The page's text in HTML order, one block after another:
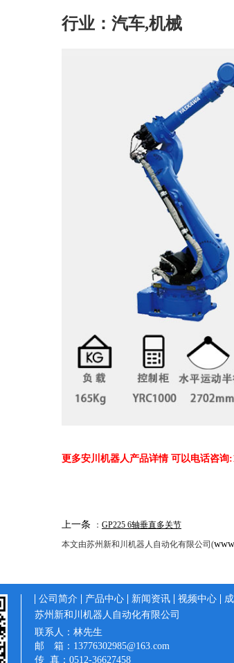
行业：汽车,机械
更多安川机器人产品详情 可以电话咨询
上一条 ： GP225 6轴垂直多关节
本文由苏州新和川机器人自动化有限公司(
公司简介 产品中心 新闻资讯 视频中心
苏州新和川机器人自动化有限公司
联系人：林先生
邮 箱：13776302985@163.com
传 真：0512-36627458